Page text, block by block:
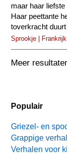
maar haar
Haar peettante
toverkracht
Sprookje |
Meer
Populair
Griezel- en
Grappige
Verhalen voor